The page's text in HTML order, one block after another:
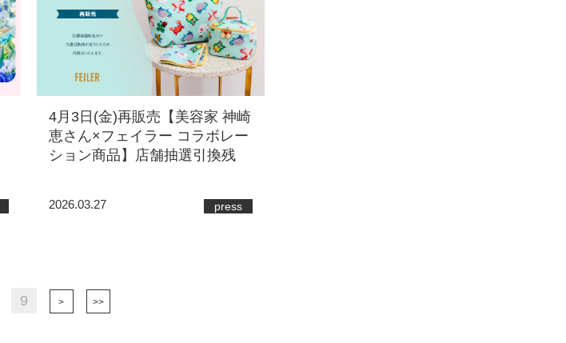
4月3日(金)再販売【美容家 神崎
恵さん×フェイラー コラボレー
ション商品】店舗抽選引換残
2026.03.27 press
9